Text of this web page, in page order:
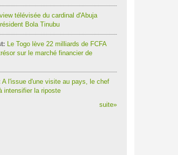
télévisée du cardinal d'Abuja
Bola Tinubu
Le Togo lève 22 milliards de FCFA
sur le marché financier de
A l'issue d'une visite au pays, le chef
intensifier la riposte
suite»